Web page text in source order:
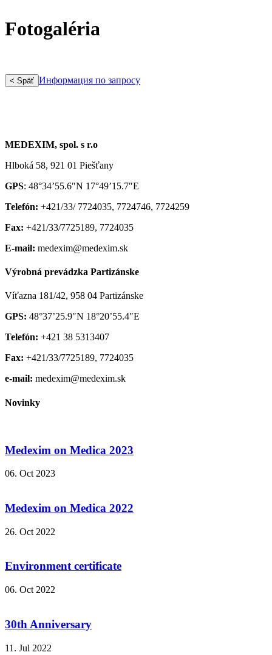
Fotogaléria
< Späť Информация по запросу
MEDEXIM, spol. s r.o
Hlboká 58, 921 01 Piešťany
GPS: 48°34’55.6″N 17°49’15.7″E
Telefón: +421/33/ 7724035, 7724746, 7724259
Fax: +421/33/7725189, 7724035
E-mail: medexim@medexim.sk
Výrobná prevádzka Partizánske
Víťazna 181/42, 958 04 Partizánske
GPS: 48°37’25.9″N 18°20’55.4″E
Telefón: +421 38 5313407
Fax: +421/33/7725189, 7724035
e-mail: medexim@medexim.sk
Novinky
Medexim on Medica 2023
06. Oct 2023
Medexim on Medica 2022
26. Oct 2022
Environment certificate
06. Oct 2022
30th Anniversary
11. Jul 2022